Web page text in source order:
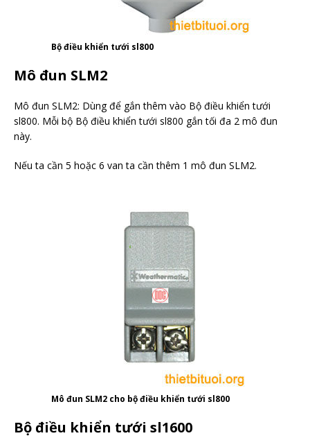
Bộ điều khiển tưới sl800
Mô đun SLM2
Mô đun SLM2: Dùng để gắn thêm vào Bộ điều khiển tưới
sl800. Mỗi bộ Bộ điều khiển tưới sl800 gắn tối đa 2 mô đun
này.
Nếu ta cần 5 hoặc 6 van ta cần thêm 1 mô đun SLM2.
Mô đun SLM2 cho bộ điều khiển tưới sl800
Bộ điều khiển tưới sl1600